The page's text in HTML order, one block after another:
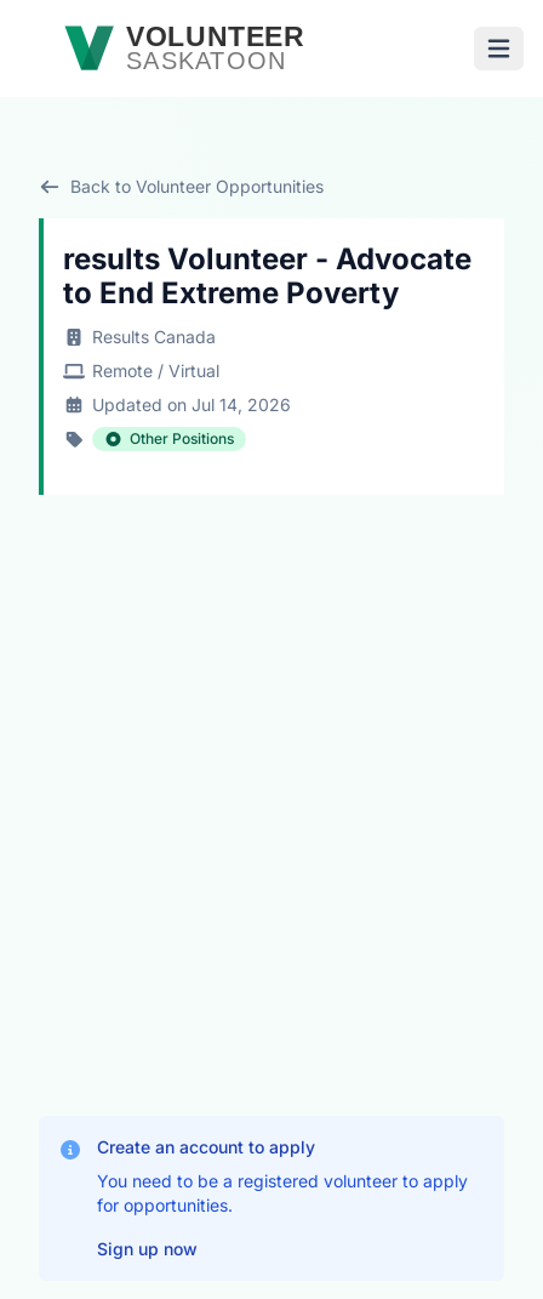
Skip to main contentVOLUNTEER
SASKATOON
Back to Volunteer Opportunities
results Volunteer - Advocate
to End Extreme Poverty
Results Canada
Remote / Virtual
Updated on Jul 14, 2026
Other Positions
Create an account to apply
You need to be a registered volunteer to apply
for opportunities.
Sign up now